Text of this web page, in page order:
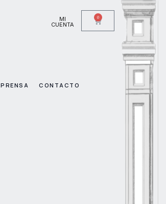
MI
CUENTA
0
PRENSA CONTACTO